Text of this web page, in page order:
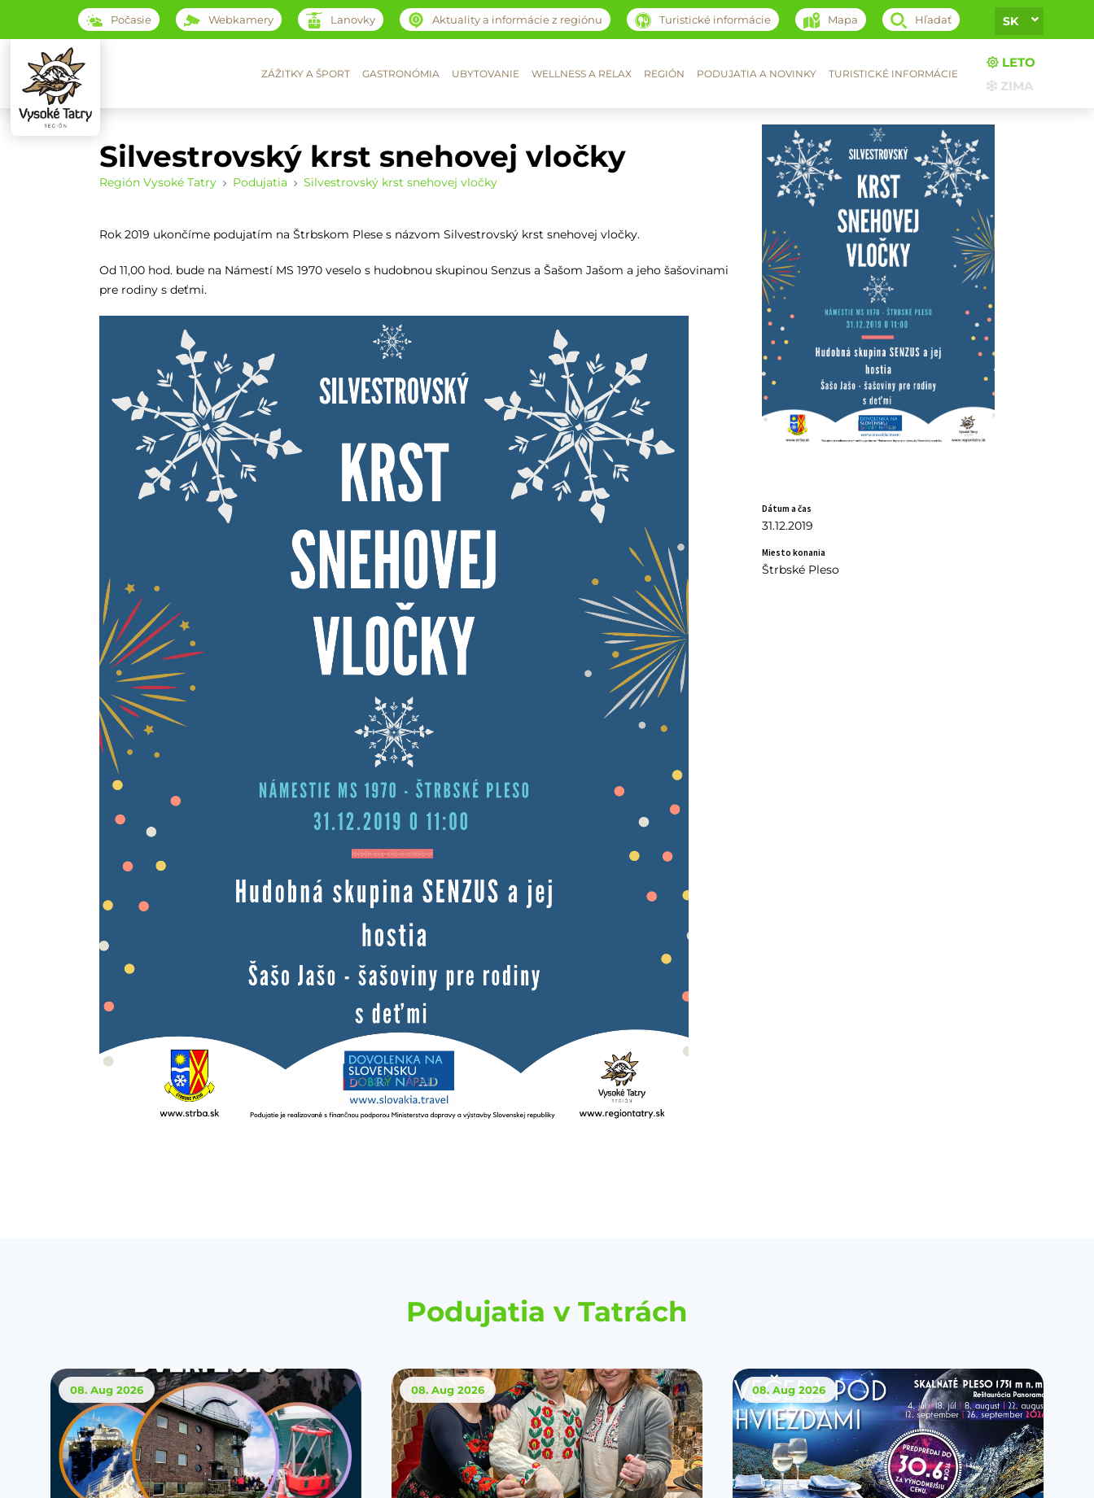
Počasie Webkamery Lanovky Aktuality a informácie z regiónu Turistické informácie Mapa Hľadať SK
ZÁŽITKY A ŠPORT GASTRONÓMIA UBYTOVANIE WELLNESS A RELAX REGIÓN PODUJATIA A NOVINKY TURISTICKÉ INFORMÁCIE
LETO
ZIMA
Silvestrovský krst snehovej vločky
Región Vysoké Tatry Podujatia Silvestrovský krst snehovej vločky
Rok 2019 ukončíme podujatím na Štrbskom Plese s názvom Silvestrovský krst snehovej vločky.
Od 11,00 hod. bude na Námestí MS 1970 veselo s hudobnou skupinou Senzus a Šašom Jašom a jeho šašovinami
pre rodiny s deťmi.
Dátum a čas
31.12.2019
Miesto konania
Štrbské Pleso
Podujatia v Tatrách
08. Aug 2026 08. Aug2026 08. Aug2026